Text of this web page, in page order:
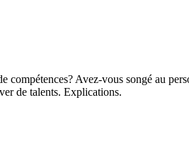
Avez-vous songé au
de talents. Explications.